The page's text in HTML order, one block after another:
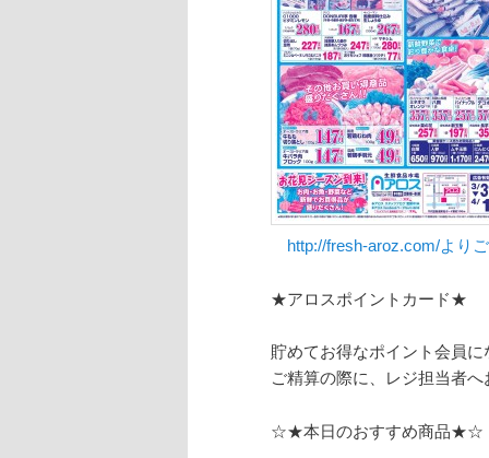
http://fresh-aroz.com/より
★アロスポイントカード★
貯めてお得なポイント会員
ご精算の際に、レジ担当者
☆★本日のおすすめ商品★☆